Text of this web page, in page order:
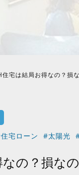
住宅は結局お得なの？損
宅ローン #太陽光
の？損な